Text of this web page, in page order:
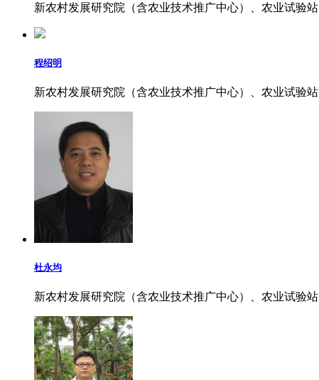
新农村发展研究院（含农业技术推广中心）、农业试验站
程绍明
新农村发展研究院（含农业技术推广中心）、农业试验站
杜永均
新农村发展研究院（含农业技术推广中心）、农业试验站